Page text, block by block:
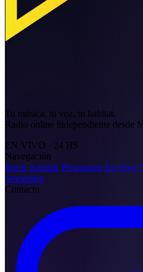
Tu música, tu voz, tu habitat.
Radio online independiente desde
EN VIVO · 24 HS
Navegación
Inicio Agenda Programas En Vivo
Streaming
Contacto